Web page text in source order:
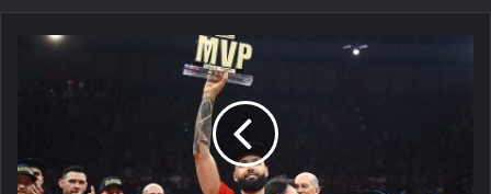
Φουρνιέ:«Είμαι
με θετική
νότα τη